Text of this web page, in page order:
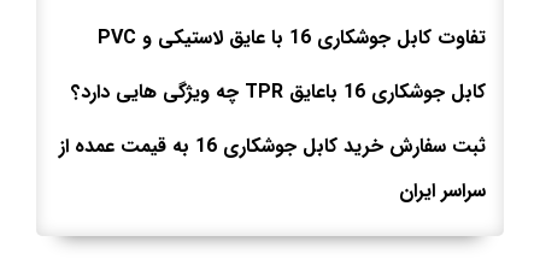
تفاوت کابل جوشکاری 16 با عایق لاستیکی و PVC
کابل جوشکاری 16 باعایق TPR چه ویژگی هایی دارد؟
ثبت سفارش خرید کابل جوشکاری 16 به قیمت عمده از
سراسر ایران